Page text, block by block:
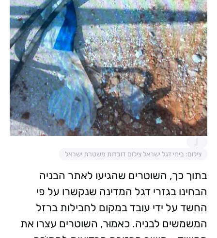
צילום: ביזוי דגל ישראל צילום דוברות משטרת ישראל
בתוך כך, השוטרים שהגיעו לאתר הבניה
הבחינו בגזרי דגל המדינה שנקשרו על פי
החשד על ידי עובד במקום לחבילות ברזל
המשמשים לבניה. כאמוּר, השוטרים עצרו את